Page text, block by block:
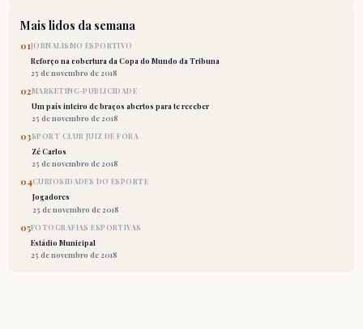
Mais lidos da semana
01JORNALISMO ESPORTIVO
Reforço na cobertura da Copa do Mundo da Tribuna
25 de novembro de 2018
02MARKETING-PUBLICIDADE
Um país inteiro de braços abertos para te receber
25 de novembro de 2018
03SPORT CLUB JUIZ DE FORA
Zé Carlos
25 de novembro de 2018
04CURIOSIDADES DO ESPORTE
Jogadores
25 de novembro de 2018
05FOTOGRAFIAS ESPORTIVAS
Estádio Municipal
25 de novembro de 2018